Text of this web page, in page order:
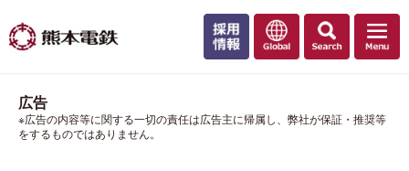
広告
※広告の内容等に関する一切の責任は広告主に帰属し、弊社が保証・推奨等
をするものではありません。